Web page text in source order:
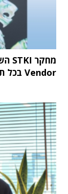
Vendor בכל תחומי שוק ה-IT